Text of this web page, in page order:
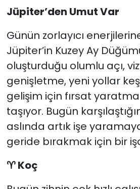
Jüpiter’den Umut Var
Günün zorlayıcı
Jüpiter’in Kuzey Ay
oluşturduğu olumlu açı,
genişletme, yeni yollar
gelişim için fırsat
taşıyor. Bugün
aslında artık işe
geride bırakmak için bir
♈Koç